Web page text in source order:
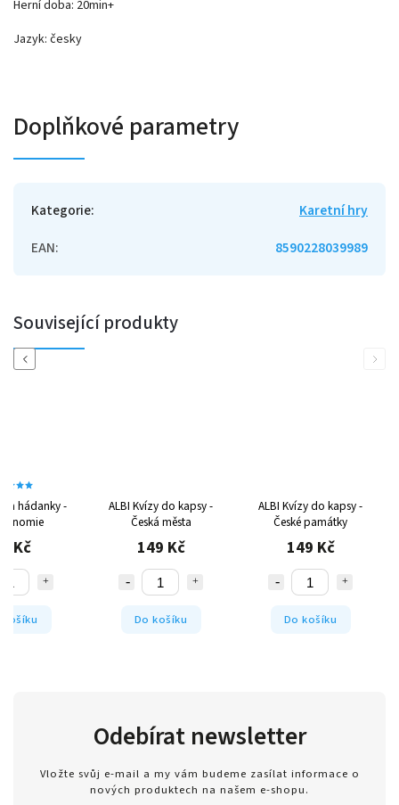
Herní doba: 20min+
Jazyk: česky
Doplňkové parametry
Kategorie:
Karetní hry
EAN: 8590228039989
Související produkty
Previous
a hádanky -
Kč
košíku
ALBI Kvízy do kapsy -
Česká města
149 Kč
Do košíku
ALBI Kvízy do kapsy -
České památky
149 Kč
Do košíku
Next
Odebírat newsletter
Vložte svůj e-mail a my vám budeme zasílat informace o
nových produktech na našem e-shopu.